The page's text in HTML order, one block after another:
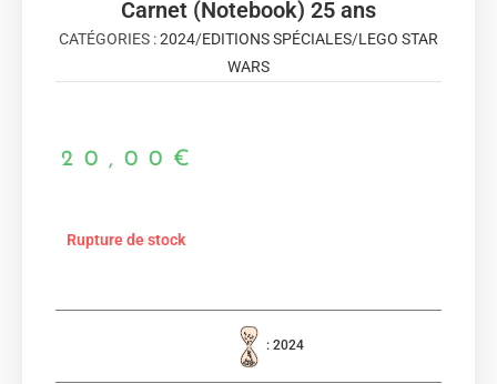
Carnet (Notebook) 25 ans
CATÉGORIES :2024/EDITIONS SPÉCIALES/LEGO STAR
WARS
20,00 €
Rupture de stock
: 2024